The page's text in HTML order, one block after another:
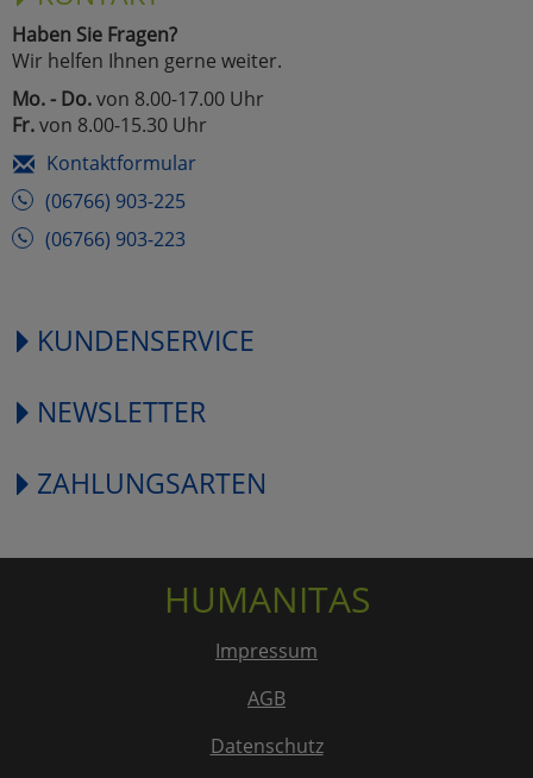
Haben Sie Fragen?
Wir helfen Ihnen gerne weiter.
Mo. - Do.von 8.00-17.00 Uhr
Fr.von 8.00-15.30 Uhr
Kontaktformular
(06766) 903-225
(06766) 903-223
KUNDENSERVICE
NEWSLETTER
ZAHLUNGSARTEN
HUMANITAS
Impressum
AGB
Datenschutz